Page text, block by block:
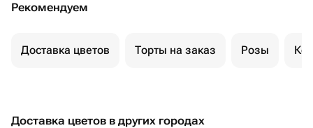
Рекомендуем
Доставка цветов Торты на заказ Розы
Доставка цветов в других городах